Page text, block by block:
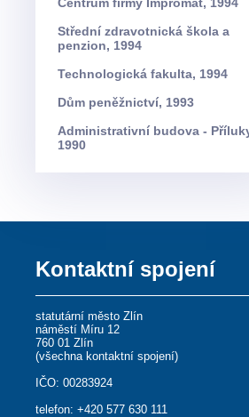
Střední zdravotnická škola a
penzion, 1994
Technologická fakulta, 1994
Dům peněžnictví, 1993
Administrativní budova - Příluky,
1990
Kontaktní spojení
statutární město Zlín
náměstí Míru 12
760 01 Zlín
(všechna kontaktní spojení)
IČO: 00283924
telefon:+420 577 630 111